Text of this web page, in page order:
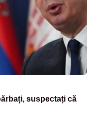
suspectați că